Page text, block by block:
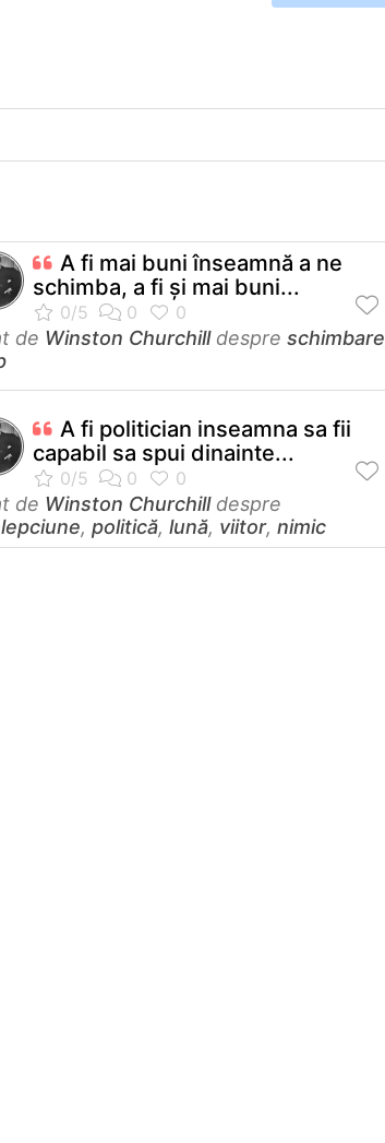
A fi mai buni înseamnă a ne
schimba, a fi şi mai buni...
de Winston Churchilldespre schimbare
A fi politician inseamna sa fii
capabil sa spui dinainte...
de Winston Churchilldespre
, politică, lună, viitor, nimic